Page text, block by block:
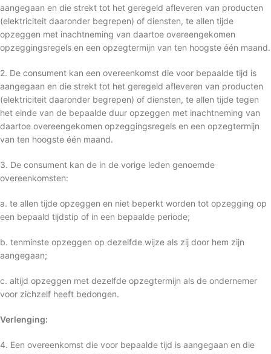
aangegaan en die strekt tot het geregeld afleveren van producten
(elektriciteit daaronder begrepen) of diensten, te allen tijde
opzeggen met inachtneming van daartoe overeengekomen
opzeggingsregels en een opzegtermijn van ten hoogste één maand.
2. De consument kan een overeenkomst die voor bepaalde tijd is
aangegaan en die strekt tot het geregeld afleveren van producten
(elektriciteit daaronder begrepen) of diensten, te allen tijde tegen
het einde van de bepaalde duur opzeggen met inachtneming van
daartoe overeengekomen opzeggingsregels en een opzegtermijn
van ten hoogste één maand.
3. De consument kan de in de vorige leden genoemde
overeenkomsten:
a. te allen tijde opzeggen en niet beperkt worden tot opzegging op
een bepaald tijdstip of in een bepaalde periode;
b. tenminste opzeggen op dezelfde wijze als zij door hem zijn
aangegaan;
c. altijd opzeggen met dezelfde opzegtermijn als de ondernemer
voor zichzelf heeft bedongen.
Verlenging:
4. Een overeenkomst die voor bepaalde tijd is aangegaan en die